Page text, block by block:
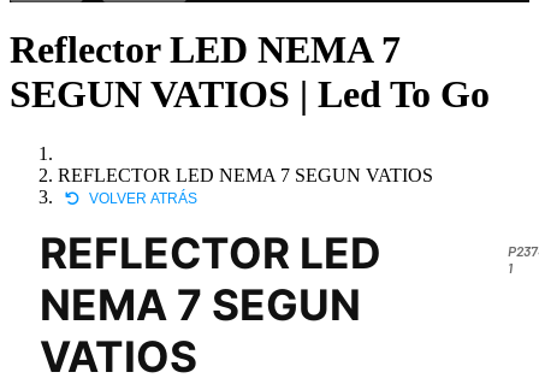
Reflector LED NEMA 7
SEGUN VATIOS | Led To Go
REFLECTOR LED NEMA 7 SEGUN VATIOS
VOLVER ATRÁS
REFLECTOR LED
NEMA 7 SEGUN
VATIOS
1